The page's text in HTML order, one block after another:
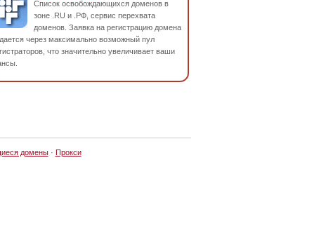
Список освобождающихся доменов в
зоне .RU и .РФ, сервис перехвата
доменов. Заявка на регистрацию домена
через максимально возможный пул
что значительно увеличивает ваши
домены· Прокси